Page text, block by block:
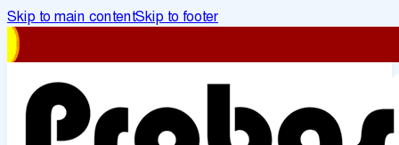
Skip to main contentSkip to footer